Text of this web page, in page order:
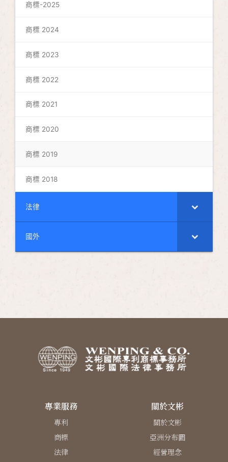
商標-2025
商標 2024
商標 2023
商標 2022
商標 2021
商標 2020
商標 2019
商標 2018
法律
國外
專業服務
專利
商標
法律
關於文彬
關於文彬
亞洲分布圖
經營理念